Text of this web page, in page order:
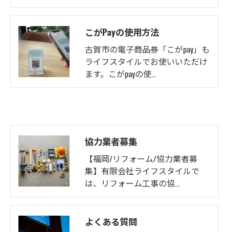
こがPayの使用方法
古賀市の電子商品券「こがpay」も
ライフスタイルでお使いいただけ
ます。こがpayの使…
協力業者募集
【福岡/リフォーム/協力業者募
集】有限会社ライフスタイルで
は、リフォーム工事の協…
よくある質問